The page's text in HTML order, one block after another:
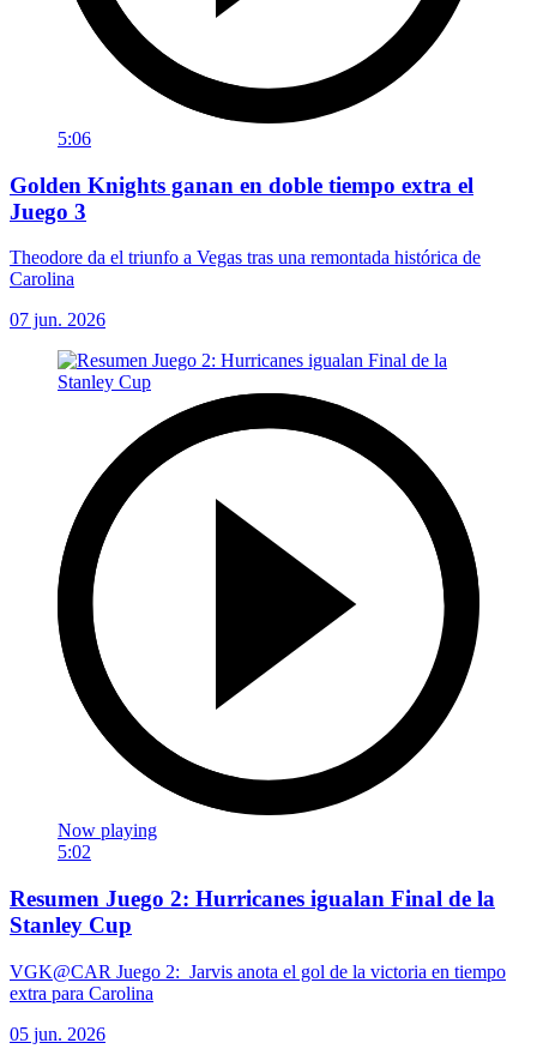
5:06
Golden Knights ganan en doble tiempo extra el
Juego 3
Theodore da el triunfo a Vegas tras una remontada histórica de
Carolina
07 jun. 2026
Now playing
5:02
Resumen Juego 2: Hurricanes igualan Final de la
Stanley Cup
VGK@CAR Juego 2: Jarvis anota el gol de la victoria en tiempo
extra para Carolina
05 jun. 2026